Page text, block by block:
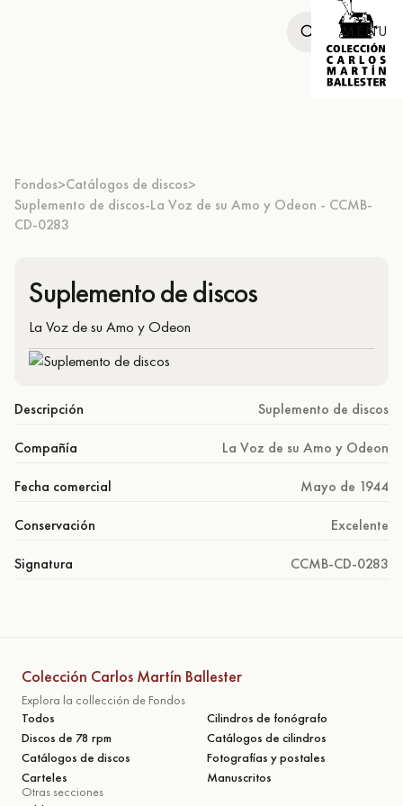
MENU
Fondos>Catálogos de discos>
Suplemento de discos-La Voz de su Amo y Odeon - CCMB-
CD-0283
Suplemento de discos
La Voz de su Amo y Odeon
Descripción Suplemento de discos
Compañía La Voz de su Amo y Odeon
Fecha comercial Mayo de 1944
Conservación Excelente
Signatura CCMB-CD-0283
Colección Carlos Martín Ballester
Explora la collección de Fondos
Todos
Cilindros de fonógrafo
Discos de 78 rpm
Catálogos de cilindros
Catálogos de discos
Fotografías y postales
Carteles
Manuscritos
Otras secciones